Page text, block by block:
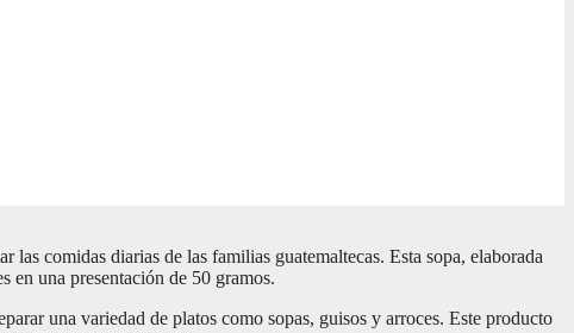
comidas diarias de las familias guatemaltecas. Esta sopa, elaborada
en una presentación de 50 gramos.
una variedad de platos como sopas, guisos y arroces. Este producto